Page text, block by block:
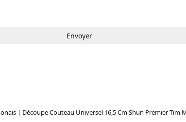
| Découpe Couteau Universel 16,5 Cm Shun Premier Tim